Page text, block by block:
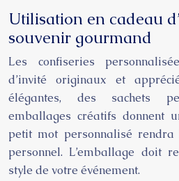
Utilisation en cadeau
souvenir gourmand
Les confiseries
d’invité originaux et
élégantes, des sachets
emballages créatifs donnent
petit mot personnalisé
personnel. L’emballage doit
style de votre événement.